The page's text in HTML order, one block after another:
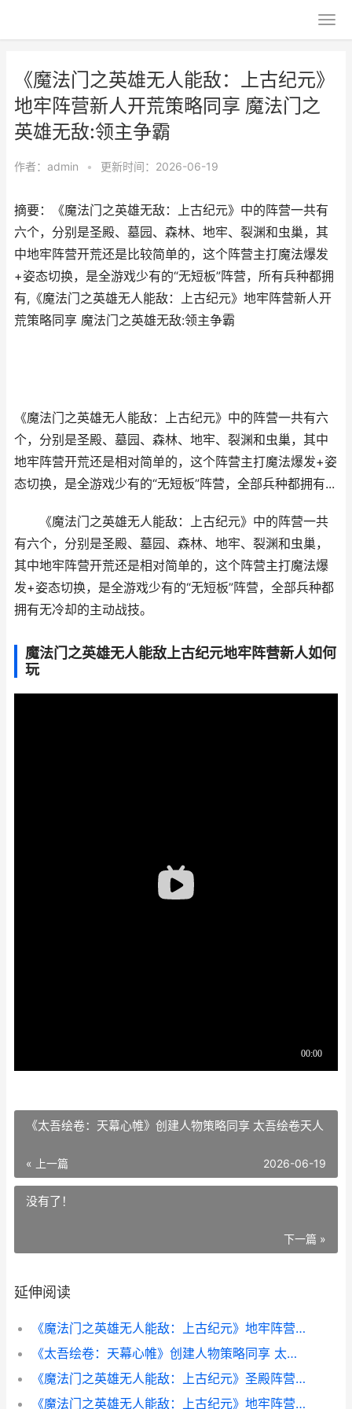
《魔法门之英雄无人能敌：上古纪元》
地牢阵营新人开荒策略同享 魔法门之
英雄无敌:领主争霸
作者： admin • 更新时间：2026-06-19
摘要：《魔法门之英雄无敌：上古纪元》中的阵营一共有
六个，分别是圣殿、墓园、森林、地牢、裂渊和虫巢，其
中地牢阵营开荒还是比较简单的，这个阵营主打魔法爆发
+姿态切换，是全游戏少有的“无短板”阵营，所有兵种都拥
有,《魔法门之英雄无人能敌：上古纪元》地牢阵营新人开
荒策略同享 魔法门之英雄无敌:领主争霸
《魔法门之英雄无人能敌：上古纪元》中的阵营一共有六
个，分别是圣殿、墓园、森林、地牢、裂渊和虫巢，其中
地牢阵营开荒还是相对简单的，这个阵营主打魔法爆发+姿
态切换，是全游戏少有的“无短板”阵营，全部兵种都拥有...
《魔法门之英雄无人能敌：上古纪元》中的阵营一共
有六个，分别是圣殿、墓园、森林、地牢、裂渊和虫巢，
其中地牢阵营开荒还是相对简单的，这个阵营主打魔法爆
发+姿态切换，是全游戏少有的“无短板”阵营，全部兵种都
拥有无冷却的主动战技。
魔法门之英雄无人能敌上古纪元地牢阵营新人如何
玩
《太吾绘卷：天幕心帷》创建人物策略同享 太吾绘卷天人
« 上一篇 2026-06-19
没有了！
下一篇 »
延伸阅读
《魔法门之英雄无人能敌：上古纪元》地牢阵营新人开荒策略同享 魔法门之英雄无敌:领主争霸
《太吾绘卷：天幕心帷》创建人物策略同享 太吾绘卷天人
《魔法门之英雄无人能敌：上古纪元》圣殿阵营方法全策略同享 魔法门之英雄无敌3
《魔法门之英雄无人能敌：上古纪元》地牢阵营方法全策略同享 魔法门之英雄无敌战争纪元